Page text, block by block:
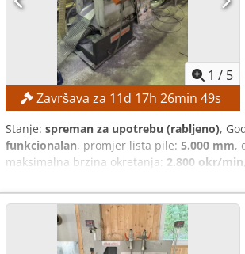
1 / 5
Završava za 11d 17h26min48s
Stanje: spreman za upotrebu (rabljeno),
funkcionalan, promjer lista pile: 5.000 mm,
maksimalna brzina okretanja: 2.800 okr/min
cijene – zajamčena prodaja po najvišoj
okretaja: 2.800 o/min Crodpfx Ajzqbltomzsf
kutnog rezanja, ovisno o konfiguraciji stroja
tankozidni profili od lakih metala, profili za
Priključak za komprimirani zrak: 7 bara